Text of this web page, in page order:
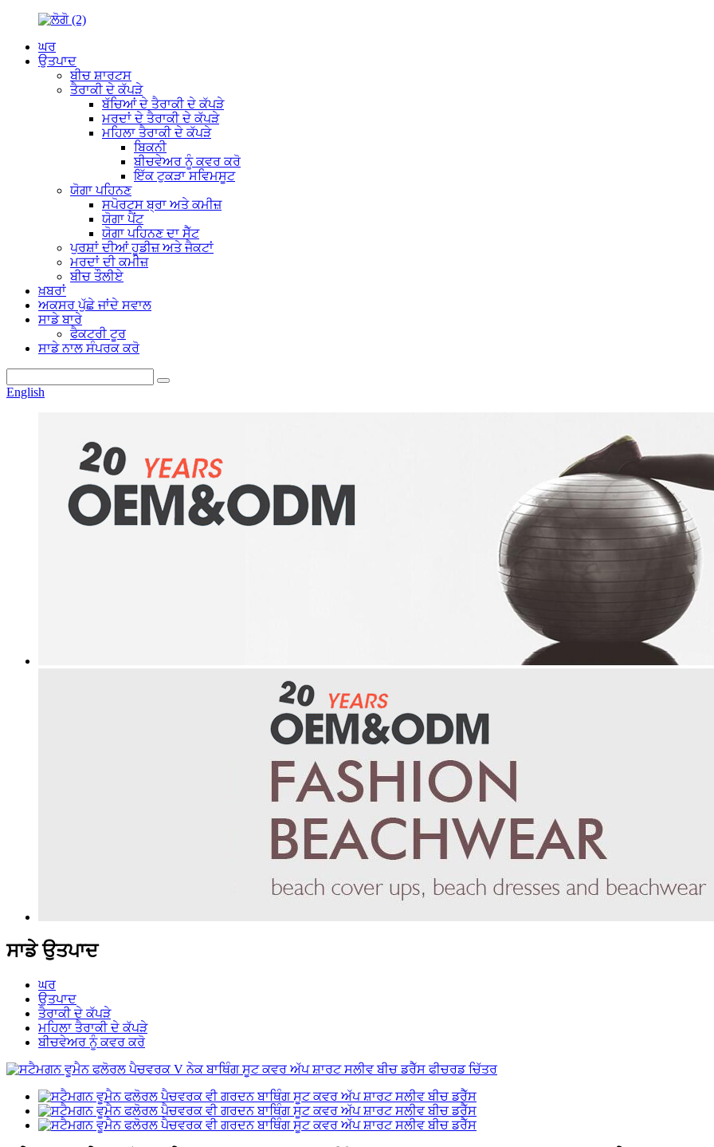
ਘਰ
ਉਤਪਾਦ
ਬੀਚ ਸ਼ਾਰਟਸ
ਤੈਰਾਕੀ ਦੇ ਕੱਪੜੇ
ਬੱਚਿਆਂ ਦੇ ਤੈਰਾਕੀ ਦੇ ਕੱਪੜੇ
ਮਰਦਾਂ ਦੇ ਤੈਰਾਕੀ ਦੇ ਕੱਪੜੇ
ਮਹਿਲਾ ਤੈਰਾਕੀ ਦੇ ਕੱਪੜੇ
ਬਿਕਨੀ
ਬੀਚਵੇਅਰ ਨੂੰ ਕਵਰ ਕਰੋ
ਇੱਕ ਟੁਕੜਾ ਸਵਿਮਸੂਟ
ਯੋਗਾ ਪਹਿਨਣ
ਸਪੋਰਟਸ ਬ੍ਰਾ ਅਤੇ ਕਮੀਜ਼
ਯੋਗਾ ਪੈਂਟ
ਯੋਗਾ ਪਹਿਨਣ ਦਾ ਸੈੱਟ
ਪੁਰਸ਼ਾਂ ਦੀਆਂ ਹੂਡੀਜ਼ ਅਤੇ ਜੈਕਟਾਂ
ਮਰਦਾਂ ਦੀ ਕਮੀਜ਼
ਬੀਚ ਤੌਲੀਏ
ਖ਼ਬਰਾਂ
ਅਕਸਰ ਪੁੱਛੇ ਜਾਂਦੇ ਸਵਾਲ
ਸਾਡੇ ਬਾਰੇ
ਫੈਕਟਰੀ ਟੂਰ
ਸਾਡੇ ਨਾਲ ਸੰਪਰਕ ਕਰੋ
English
ਸਾਡੇ ਉਤਪਾਦ
ਘਰ
ਉਤਪਾਦ
ਤੈਰਾਕੀ ਦੇ ਕੱਪੜੇ
ਮਹਿਲਾ ਤੈਰਾਕੀ ਦੇ ਕੱਪੜੇ
ਬੀਚਵੇਅਰ ਨੂੰ ਕਵਰ ਕਰੋ